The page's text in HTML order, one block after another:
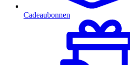
Cadeaubonnen